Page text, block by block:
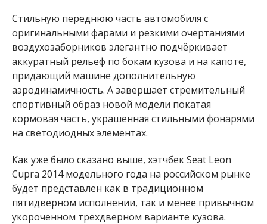
Стильную переднюю часть автомобиля с
оригинальными фарами и резкими очертаниями
воздухозаборников элегантно подчёркивает
аккуратный рельеф по бокам кузова и на капоте,
придающий машине дополнительную
аэродинамичность. А завершает стремительный
спортивный образ новой модели покатая
кормовая часть, украшенная стильными фонарями
на светодиодных элементах.
Как уже было сказано выше, хэтчбек Seat Leon
Cupra 2014 модельного года на российском рынке
будет представлен как в традиционном
пятидверном исполнении, так и менее привычном
укороченном трехдверном варианте кузова.